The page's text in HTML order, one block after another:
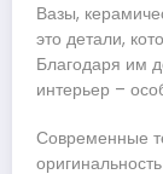
Вазы,
это детали,
Благодаря им
интерьер –
Современные